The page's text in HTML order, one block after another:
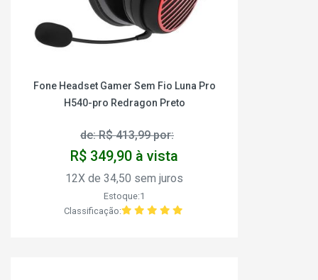
Fone Headset Gamer Sem Fio Luna Pro
H540-pro Redragon Preto
de: R$ 413,99 por:
R$ 349,90 à vista
12X de 34,50 sem juros
Estoque:1
Classificação: